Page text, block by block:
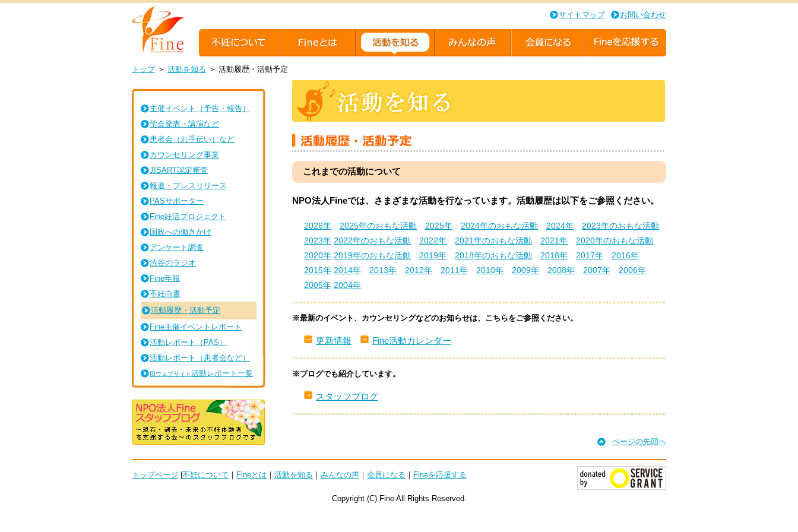
サイトマップ お問い合わせ
トップ＞ 活動を知る ＞ 活動履歴・活動予定
これまでの活動について
NPO法人Fineでは、さまざまな活動を行なっています。活動履歴は以下をご参照ください。
2026年 2025年のおもな活動 2025年 2024年のおもな活動 2024年
2023年のおもな活動
2023年 2022年のおもな活動 2022年 2021年のおもな活動 2021年
2020年のおもな活動
2020年 2019年のおもな活動 2019年 2018年のおもな活動 2018年 2017年
2016年
2015年 2014年 2013年 2012年 2011年 2010年 2009年 2008年 2007年
2006年
2005年 2004年
※最新のイベント、カウンセリングなどのお知らせは、こちらをご参照ください。
更新情報 Fine活動カレンダー
※ブログでも紹介しています。
スタッフブログ
ページの先頭へ
主催イベント（予告・報告）
学会発表・講演など
患者会（お手伝い）など
カウンセリング事業
JISART認定審査
報道・プレスリリース
PASサポーター
Fine妊活プロジェクト
国政への働きかけ
アンケート調査
渋谷のラジオ
Fine年報
不妊白書
活動履歴・活動予定
Fine主催イベントレポート
活動レポート（ PAS）
活動レポート（患者会など）
旧ウェブサイト活動レポート一覧
トップページ 不妊について ｜ Fineとは ｜ 活動を知る ｜ みんなの声 ｜ 会員になる ｜ Fineを応援する
Copyright (C) Fine All Rights Reserved.